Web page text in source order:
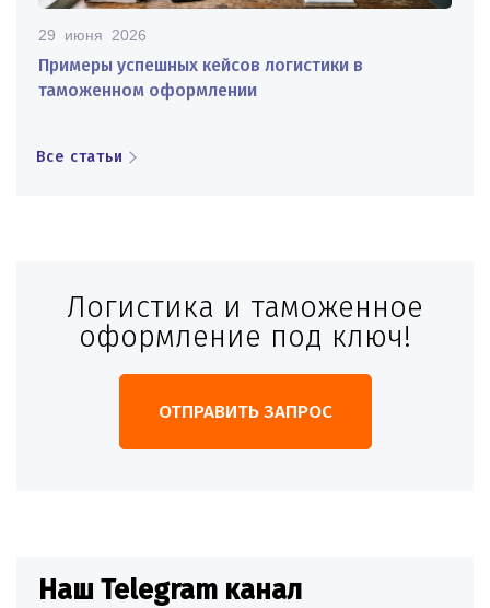
29 июня 2026
Примеры успешных кейсов логистики в
таможенном оформлении
Все статьи
Логистика и таможенное
оформление под ключ!
ОТПРАВИТЬ ЗАПРОС
Наш Telegram канал